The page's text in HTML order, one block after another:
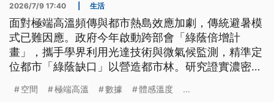
2026/7/9 17:40 生活
面對極端高溫頻傳與都市熱島效應加劇，傳統避暑模
式已難因應。政府今年啟動跨部會「綠蔭倍增計
畫」，攜手學界利用光達技術與微氣候監測，精準定
位都市「綠蔭缺口」以營造都市林。研究證實濃密樹
防範路樹倒伏風險。透過科學化種樹、數位模擬與永
空間 極端高溫 數據 體感溫度 ...